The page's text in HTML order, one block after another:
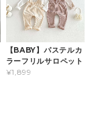
【BABY】パステルカ
ラーフリルサロペット
¥1,899